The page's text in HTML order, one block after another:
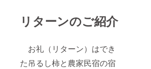
リターンのご紹介
お礼（リターン）はでき
た吊るし柿と農家民宿の宿